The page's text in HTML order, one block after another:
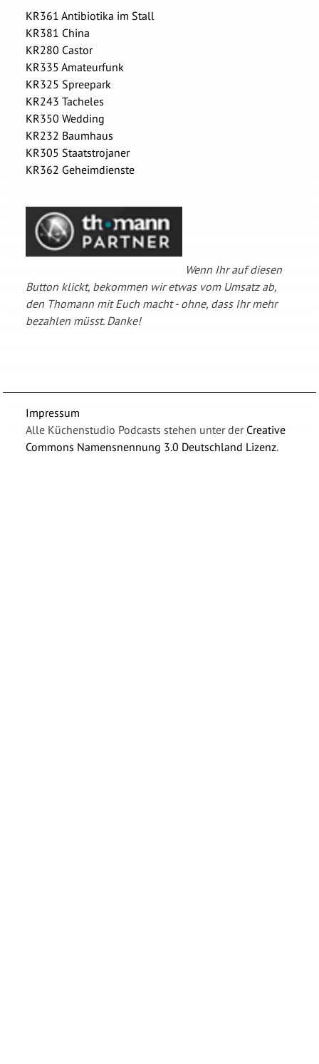
KR361 Antibiotika im Stall
KR381 China
KR280 Castor
KR335 Amateurfunk
KR325 Spreepark
KR243 Tacheles
KR350 Wedding
KR232 Baumhaus
KR305 Staatstrojaner
KR362 Geheimdienste
Wenn Ihr auf diesen
Button klickt, bekommen wir etwas vom Umsatz ab,
den Thomann mit Euch macht - ohne, dass Ihr mehr
bezahlen müsst. Danke!
Impressum
Alle Küchenstudio Podcasts stehen unter der Creative
Commons Namensnennung 3.0 Deutschland Lizenz.